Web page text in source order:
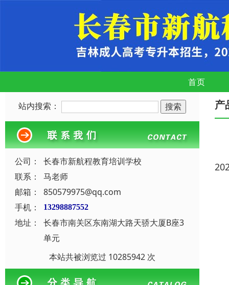
首页
站内搜索：
公司：
长春市新航程教育培训学校
联系：
马老师
邮箱：
850579975@qq.com
手机：
13298887552
地址：
长春市南关区东南湖大路天骄大厦B座3
单元
本站共被浏览过 10285942 次
产